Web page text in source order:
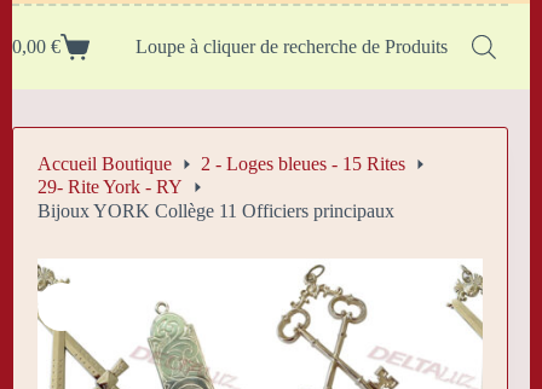
Panier
0,00 € Loupe à cliquer de recherche de Produits
Accueil Boutique
2 - Loges bleues - 15 Rites
29- Rite York - RY
Bijoux YORK Collège 11 Officiers principaux